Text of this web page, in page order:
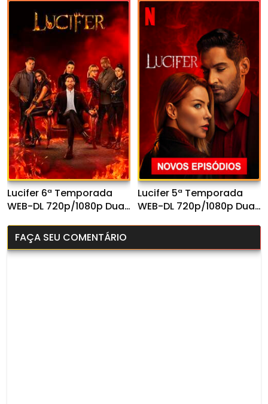
Lucifer 6ª Temporada
WEB-DL 720p/1080p Dual
Lucifer 5ª Temporada
WEB-DL 720p/1080p Dual
FAÇA SEU COMENTÁRIO